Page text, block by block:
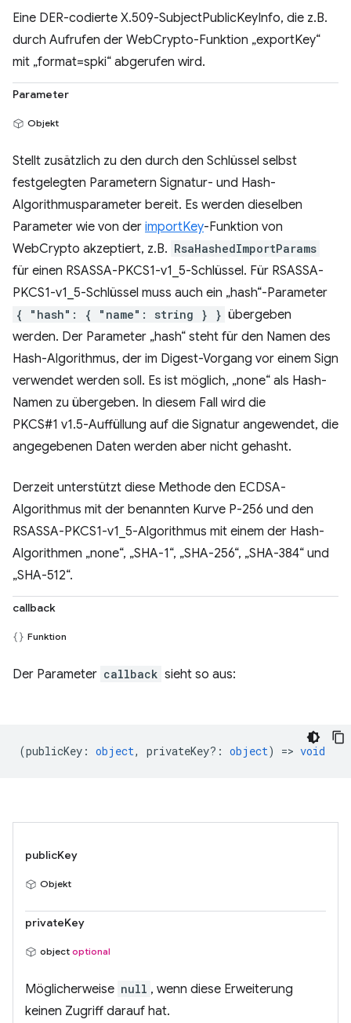
Eine DER-codierte X.509-SubjectPublicKeyInfo, die z.B.
durch Aufrufen der WebCrypto-Funktion „exportKey“
mit „format=spki“ abgerufen wird.
Parameter
Objekt
Stellt zusätzlich zu den durch den Schlüssel selbst
festgelegten Parametern Signatur- und Hash-
Algorithmusparameter bereit. Es werden dieselben
Parameter wie von der importKey-Funktion von
WebCrypto akzeptiert, z.B. RsaHashedImportParams
für einen RSASSA-PKCS1-v1_5-Schlüssel. Für RSASSA-
PKCS1-v1_5-Schlüssel muss auch ein „hash“-Parameter
{ "hash": { "name": string } } übergeben
werden. Der Parameter „hash“ steht für den Namen des
Hash-Algorithmus, der im Digest-Vorgang vor einem Sign
verwendet werden soll. Es ist möglich, „none“ als Hash-
Namen zu übergeben. In diesem Fall wird die
PKCS#1 v1.5-Auffüllung auf die Signatur angewendet, die
angegebenen Daten werden aber nicht gehasht.
Derzeit unterstützt diese Methode den ECDSA-
Algorithmus mit der benannten Kurve P-256 und den
RSASSA-PKCS1-v1_5-Algorithmus mit einem der Hash-
Algorithmen „none“, „SHA-1“, „SHA-256“, „SHA-384“ und
„SHA-512“.
callback
Funktion
Der Parameter callback sieht so aus:
(publicKey : object, privateKey? : object) => void
publicKey
Objekt
privateKey
object optional
Möglicherweise null , wenn diese Erweiterung
keinen Zugriff darauf hat.